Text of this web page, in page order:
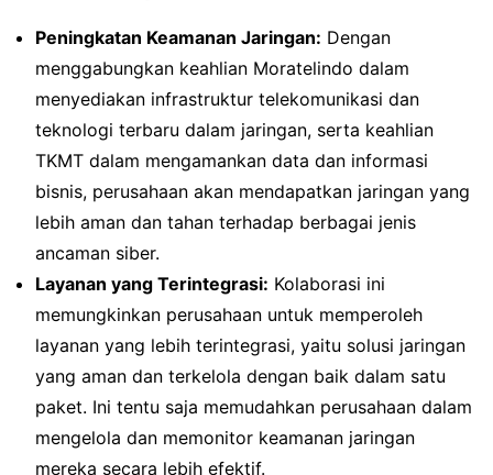
Peningkatan Keamanan Jaringan: Dengan
menggabungkan keahlian Moratelindo dalam
menyediakan infrastruktur telekomunikasi dan
teknologi terbaru dalam jaringan, serta keahlian
TKMT dalam mengamankan data dan informasi
bisnis, perusahaan akan mendapatkan jaringan yang
lebih aman dan tahan terhadap berbagai jenis
ancaman siber.
Layanan yang Terintegrasi: Kolaborasi ini
memungkinkan perusahaan untuk memperoleh
layanan yang lebih terintegrasi, yaitu solusi jaringan
yang aman dan terkelola dengan baik dalam satu
paket. Ini tentu saja memudahkan perusahaan dalam
mengelola dan memonitor keamanan jaringan
mereka secara lebih efektif.